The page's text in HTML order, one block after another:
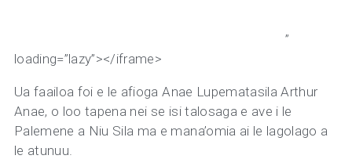
”
loading=”lazy”></iframe>
Ua faailoa foi e le afioga Anae Lupematasila Arthur
Anae, o loo tapena nei se isi talosaga e ave i le
Palemene a Niu Sila ma e mana’omia ai le lagolago a
le atunuu.